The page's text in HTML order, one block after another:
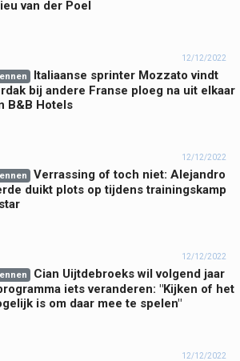
van der Poel
12/12/2022
Italiaanse sprinter Mozzato vindt
bij andere Franse ploeg na uit elkaar
B&B Hotels
12/12/2022
Verrassing of toch niet: Alejandro
duikt plots op tijdens trainingskamp
12/12/2022
Cian Uijtdebroeks wil volgend jaar
iets veranderen: "Kijken of het
is om daar mee te spelen"
12/12/2022